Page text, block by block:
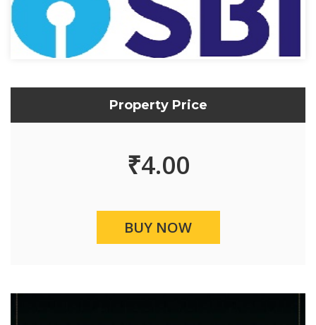
Property Price
₹4.00
BUY NOW